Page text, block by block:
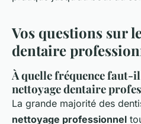
Vos questions sur
dentaire
À quelle fréquence faut-
nettoyage dentaire
La grande majorité des
nettoyage professionnel